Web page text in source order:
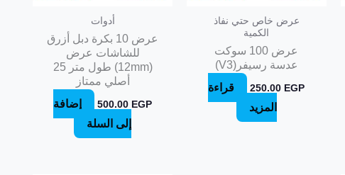
عرض خاص حتي نفاذ
الكمية
عرض 100 سوكت
عدسة رسيفر(V3)
250.00 EGP
قراءة
المزيد
أدوات
عرض 10 بكرة دبل أزرق
للشاشات عرض
(12mm) طول متر 25
أصلي ممتاز
500.00 EGP
إضافة
إلى السلة